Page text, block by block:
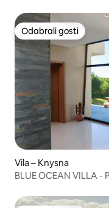
Odabrali gosti
Odabrali gosti
Vila – Knysna
BLUE OCEAN VILLA -